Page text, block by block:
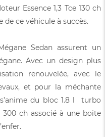
Essence 1,3 Tce 130 ch
ce véhicule à succès.
Sedan assurent un
Avec un design plus
renouvelée, avec le
et pour la méchante
du bloc 1.8 l turbo
ch associé à une boîte